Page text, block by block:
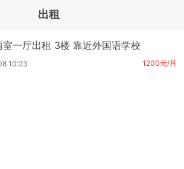
出租
室一厅出租 3楼 靠近外国语学校
1200元/月
10:23